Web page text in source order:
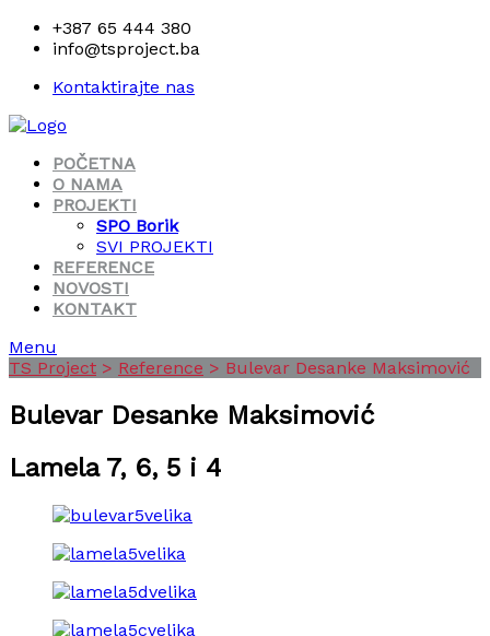
+387 65 444 380
info@tsproject.ba
Kontaktirajte nas
POČETNA
O NAMA
PROJEKTI
SPO Borik
SVI PROJEKTI
REFERENCE
NOVOSTI
KONTAKT
Menu
TS Project > Reference > Bulevar Desanke Maksimović
Bulevar Desanke Maksimović
Lamela 7, 6, 5 i 4